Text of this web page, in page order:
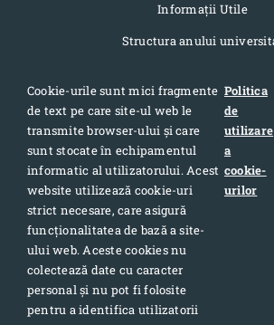
Informaţii Utile
Structura anului
Contact
Adresa: Str. Pandurilor 7, cod postal
România
Telefon: 0040-264-420709
Telefon: 0040-264-405367
Email: sport@ubbcluj.ro
Cookie-urile sunt mici fragmente
de text pe care site-ul web le
transmite browser-ului și care
sunt stocate în echipamentul
informatic al utilizatorului. Acest
website utilizează cookie-uri
strict necesare, care asigură
funcționalitatea de bază a site-
ului web. Aceste cookies nu
colectează date cu caracter
personal și nu pot fi folosite
pentru a identifica utilizatorii
Politica
de
utilizare
a
cookie-
urilor